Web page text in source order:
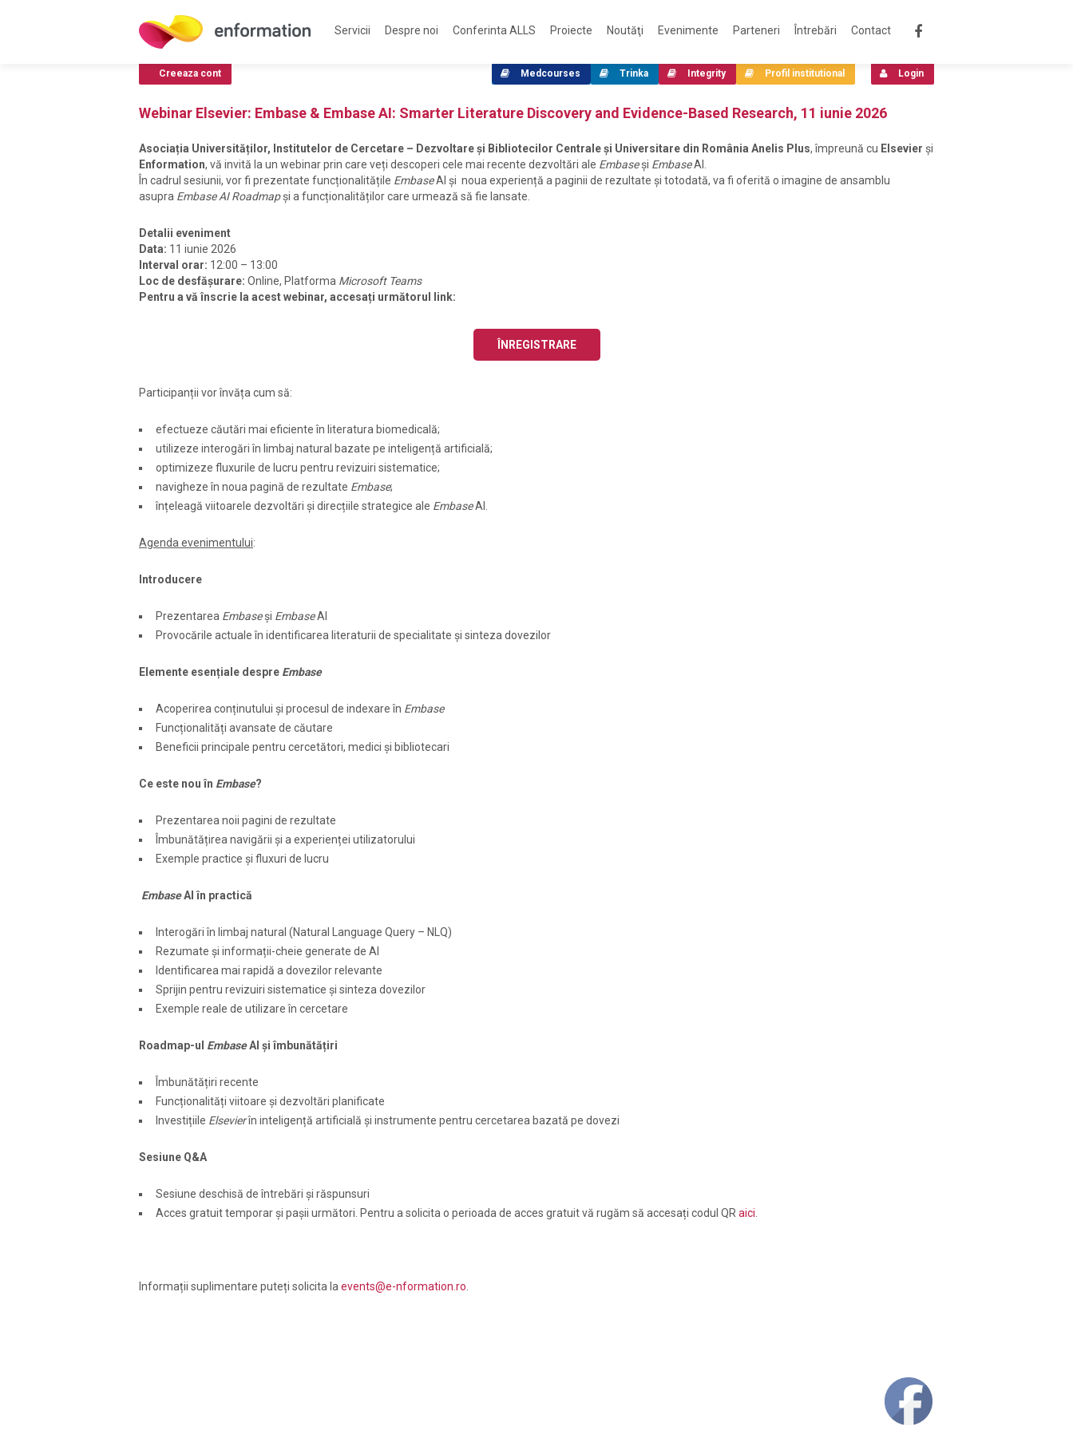
Servicii Despre noi Conferinta ALLS Proiecte Noutăţi Evenimente Parteneri Întrebări Contact
Webinar Elsevier: Embase & Embase AI: Smarter Literature Discovery and Evidence-Based Research, 11 iunie 2026
Asociația Universităților, Institutelor de Cercetare – Dezvoltare și Bibliotecilor Centrale și Universitare din România Anelis Plus, împreună cu Elsevier și
Enformation, vă invită la un webinar prin care veți descoperi cele mai recente dezvoltări ale Embaseși EmbaseAI.
În cadrul sesiunii, vor fi prezentate funcționalitățile EmbaseAI și noua experiență a paginii de rezultate și totodată, va fi oferită o imagine de ansamblu
asupra Embase AI Roadmapși a funcționalităților care urmează să fie lansate.
Detalii eveniment
Data: 11 iunie 2026
Interval orar: 12:00 – 13:00
Loc de desfășurare: Online, Platforma Microsoft Teams
Pentru a vă înscrie la acest webinar, accesați următorul link:
ÎNREGISTRARE
Participanții vor învăța cum să:
efectueze căutări mai eficiente în literatura biomedicală;
utilizeze interogări în limbaj natural bazate pe inteligență artificială;
optimizeze fluxurile de lucru pentru revizuiri sistematice;
navigheze în noua pagină de rezultate Embase;
înțeleagă viitoarele dezvoltări și direcțiile strategice ale EmbaseAI.
Agenda evenimentului:
Introducere
Prezentarea Embaseși EmbaseAI
Provocările actuale în identificarea literaturii de specialitate și sinteza dovezilor
Elemente esențiale despre Embase
Acoperirea conținutului și procesul de indexare în Embase
Funcționalități avansate de căutare
Beneficii principale pentru cercetători, medici și bibliotecari
Ce este nou în Embase?
Prezentarea noii pagini de rezultate
Îmbunătățirea navigării și a experienței utilizatorului
Exemple practice și fluxuri de lucru
EmbaseAI în practică
Interogări în limbaj natural (Natural Language Query – NLQ)
Rezumate și informații-cheie generate de AI
Identificarea mai rapidă a dovezilor relevante
Sprijin pentru revizuiri sistematice și sinteza dovezilor
Exemple reale de utilizare în cercetare
Roadmap-ul EmbaseAI și îmbunătățiri
Îmbunătățiri recente
Funcționalități viitoare și dezvoltări planificate
Investițiile Elsevierîn inteligență artificială și instrumente pentru cercetarea bazată pe dovezi
Sesiune Q&A
Sesiune deschisă de întrebări și răspunsuri
Acces gratuit temporar și pașii următori. Pentru a solicita o perioada de acces gratuit vă rugăm să accesați codul QR aici
Informații suplimentare puteți solicita la events@e-nformation.ro
Creeaza cont Login
Profil institutional
Integrity
Trinka
Medcourses